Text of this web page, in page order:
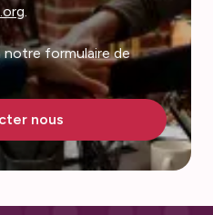
.
formulaire de
nous